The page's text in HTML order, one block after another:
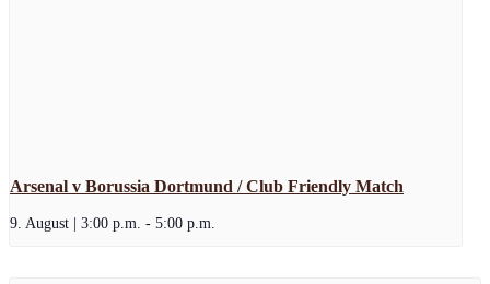
Arsenal v Borussia Dortmund / Club Friendly Match
9. August | 3:00 p.m. - 5:00 p.m.